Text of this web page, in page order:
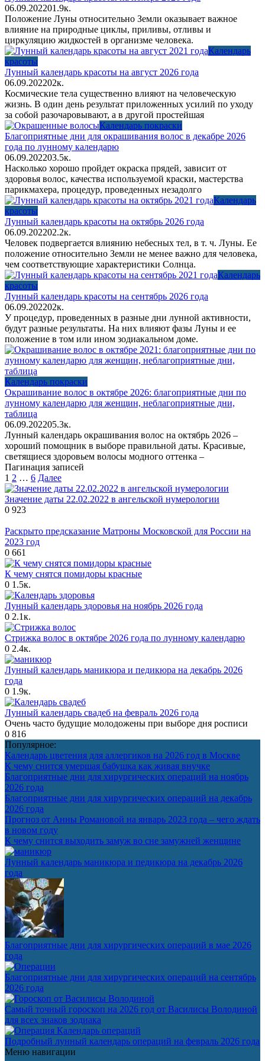
06.09.202201.9к.
Положение Луны относительно Земли оказывает важное
влияние на природные циклы, приливы, отливы и
циркуляцию жидкостей в организме человека.
Календарь
красоты
Лунный календарь красоты на август 2026 года
06.09.202202к.
Космические тела существенно влияют на человеческую
жизнь. В один день результат приложенных усилий по уходу
за собой разочаровывают, а в другой простейшая
Календарь покраски
Благоприятные дни для окрашивания волос в декабре 2026
года по лунному календарю
06.09.202203.5к.
Насколько хорошо пройдет окраска прядей, зависит от
здоровья волос, качества используемой краски, мастерства
парикмахера, процедур, проведенных незадолго
Календарь
красоты
Лунный календарь красоты на октябрь 2026 года
06.09.202202.2к.
Человек подвергается влиянию небесных тел, в т. ч. Луны. Ее
положение относительно Земли не менее важно для человека,
чем соответствующие характеристики Солнца.
Календарь
красоты
Лунный календарь красоты на сентябрь 2026 года
06.09.202202к.
У процедур, проведенных в разные дни лунной активности,
будут разные результаты. На них влияют фазы Луны и ее
положение в том или ином зодиакальном доме.
Календарь покраски
Окрашивание волос в октябре 2026: благоприятные дни по
лунному календарю для женщин, неблагоприятные дни,
таблица
06.09.202205.3к.
Лунный календарь окрашивания волос на октябрь 2026 –
хороший помощник в выборе правильной даты. Красивые,
светящиеся здоровьем волосы модного оттенка –
Пагинация записей
1 2 … 6 Далее
Значение даты 22.02.2022 в ангельской нумерологии
0 923
Раскрыто предсказание Матроны Московской для России на
2023 год
0 661
К чему снятся помидоры красные
0 1.5к.
Лунный календарь здоровья на ноябрь 2026 года
0 2.1к.
Стрижка волос в октябре 2026 года по лунному календарю
0 2.4к.
Лунный календарь маникюра и педикюра на декабрь 2026
года
0 1.9к.
Лунный календарь свадеб на февраль 2026 года
Очень часто будущие молодожены при выборе дня росписи
0 816
Популярное:
Календарь цветения для аллергиков на 2026 год в Москве
К чему снится умершая бабушка как живая внучке
Благоприятные дни для хирургических операций на ноябрь
2026 года
Благоприятные дни для хирургических операций на декабрь
2026 года
Прогноз от Анны Романовой на январь 2023 года – чего ждать
в новом году
К чему снится выходить замуж во сне замужней женщине
Лунный календарь маникюра и педикюра на декабрь 2026
года
Благоприятные дни для хирургических операций в мае 2026
года
Благоприятные дни для хирургических операций на сентябрь
2026 года
Самый точный гороскоп на 2026 год от Василисы Володиной
для всех знаков зодиака
Календарь операций
Подробный лунный календарь операций на февраль 2026 года
Меню навигации